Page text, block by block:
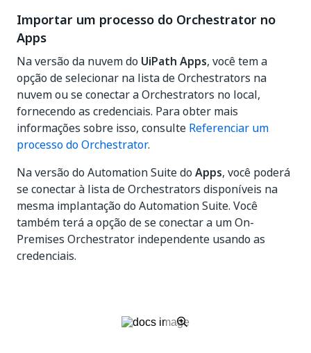
Importar um processo do Orchestrator no
Apps
Na versão da nuvem do UiPath Apps, você tem a
opção de selecionar na lista de Orchestrators na
nuvem ou se conectar a Orchestrators no local,
fornecendo as credenciais. Para obter mais
informações sobre isso, consulte Referenciar um
processo do Orchestrator.
Na versão do Automation Suite do Apps, você poderá
se conectar à lista de Orchestrators disponíveis na
mesma implantação do Automation Suite. Você
também terá a opção de se conectar a um On-
Premises Orchestrator independente usando as
credenciais.